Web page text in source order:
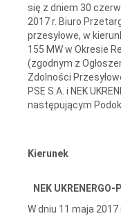
się z dniem 30
2017 r. Biuro
przesyłowe, w
155 MW w Okresie
(zgodnym z
Zdolności
PSE S.A. i NEK
następującym
Kierunek
NEK UKRENERGO-
W dniu 11 maja